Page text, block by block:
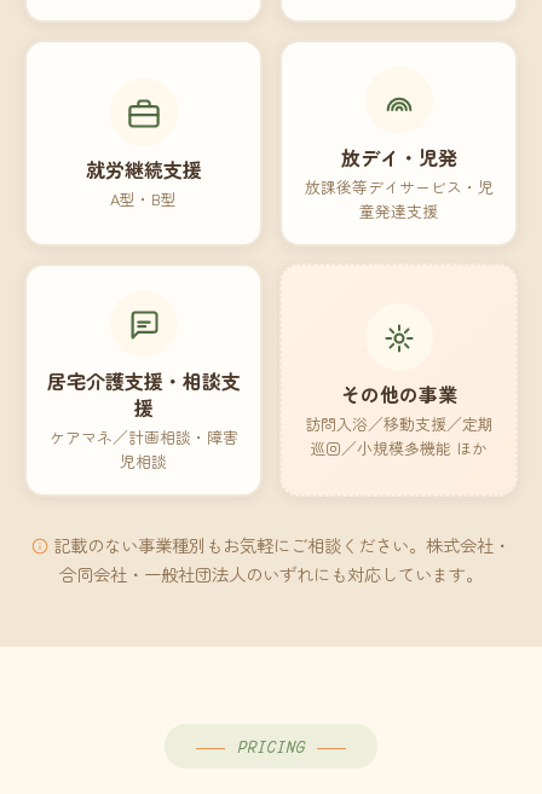
就労継続支援
A型・B型
放デイ・児発
放課後等デイサービス・児
童発達支援
居宅介護支援・相談支
援
ケアマネ／計画相談・障害
児相談
その他の事業
訪問入浴／移動支援／定期
巡回／小規模多機能 ほか
記載のない事業種別もお気軽にご相談ください。株式会社・
合同会社・一般社団法人のいずれにも対応しています。
PRICING